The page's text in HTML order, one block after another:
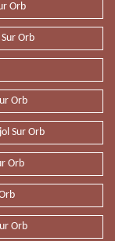
Orb
Orb
Orb
Sur Orb
Orb
Orb